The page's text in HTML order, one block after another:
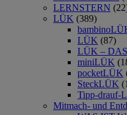
LERNSTERN
LÜK (389)
LÜK (87)
LÜK –
miniLÜK
pocketLÜK
SteckLÜK
Tipp-drauf-
Mitmach- und